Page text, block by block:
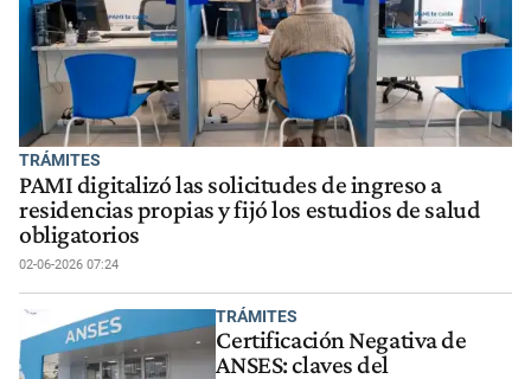
TRÁMITES
PAMI digitalizó las solicitudes de ingreso a
residencias propias y fijó los estudios de salud
obligatorios
02-06-2026 07:24
TRÁMITES
Certificación Negativa de
ANSES: claves del